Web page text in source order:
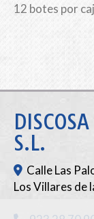
12 botes por
S.L.
Calle Las
Los Villares de